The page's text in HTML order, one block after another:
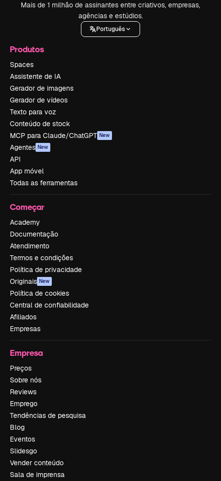
Mais de 1 milhão de assinantes entre criativos, empresas,
agências e estúdios.
Português
Produtos
Spaces
Assistente de IA
Gerador de imagens
Gerador de vídeos
Texto para voz
Conteúdo de stock
MCP para Claude/ChatGPT New
Agentes New
API
App móvel
Todas as ferramentas
Começar
Academy
Documentação
Atendimento
Termos e condições
Política de privacidade
Originais New
Política de cookies
Central de confiabilidade
Afiliados
Empresas
Empresa
Preços
Sobre nós
Reviews
Emprego
Tendências de pesquisa
Blog
Eventos
Slidesgo
Vender conteúdo
Sala de imprensa